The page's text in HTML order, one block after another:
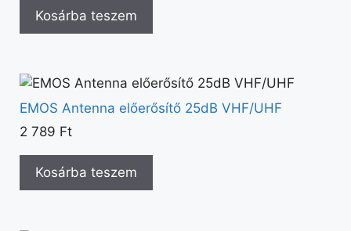
Kosárba teszem
EMOS Antenna előerősítő 25dB VHF/UHF
2 789 Ft
Kosárba teszem